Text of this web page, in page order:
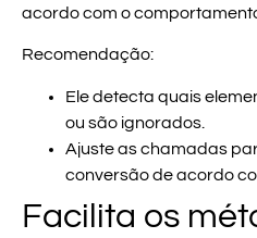
acordo com o
Recomendação:
Ele detecta quais
ou são ignorados.
Ajuste as chamadas
conversão de acordo
Facilita os